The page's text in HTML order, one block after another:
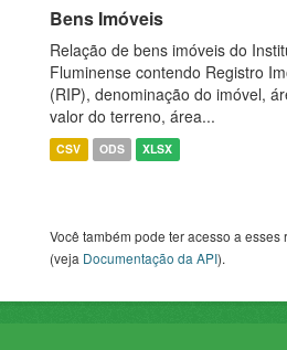
Bens Imóveis
Relação de bens imóveis do
Fluminense contendo Registro
(RIP), denominação do imóvel,
valor do terreno, área...
CSV ODS XLSX
Você também pode ter acesso a esses
(veja Documentação da API).